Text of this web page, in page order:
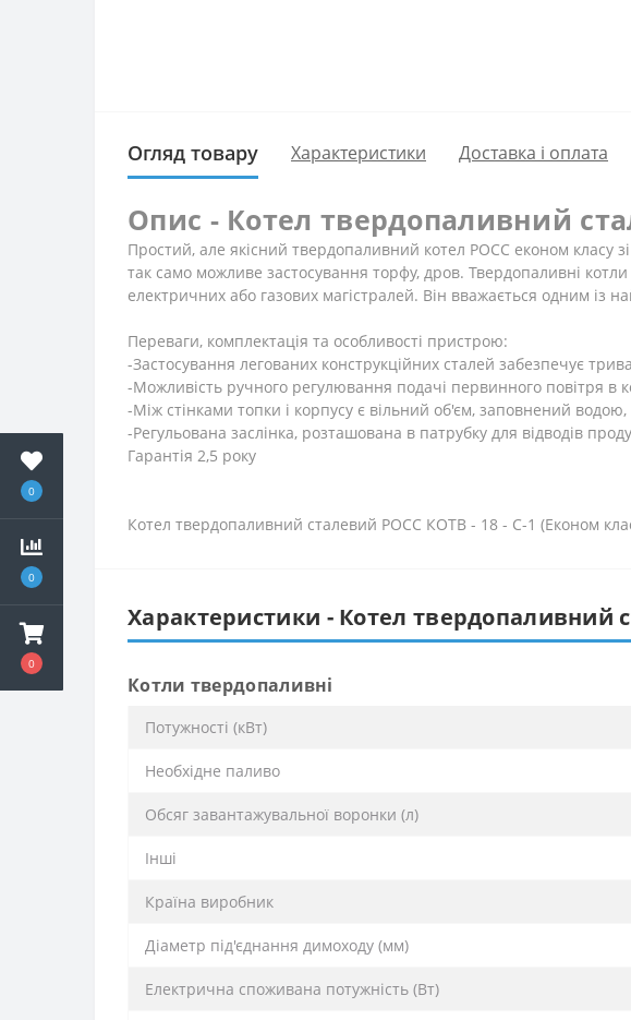
0
0
0
Огляд товару Характеристики Доставка і оплата
Опис - Котел твердопаливний
Простий, але якісний твердопаливний котел РОСС економ класу
так само можливе застосування торфу, дров. Твердопаливні
електричних або газових магістралей. Він вважається одним із
Переваги, комплектація та особливості пристрою:
-Застосування легованих конструкційних сталей забезпечує
-Можливість ручного регулювання подачі первинного повітря в
-Між стінками топки і корпусу є вільний об'єм, заповнений
-Регульована заслінка, розташована в патрубку для відводів
Гарантія 2,5 року
Котел твердопаливний сталевий РОСС КОТВ - 18 - С-1 (Економ
Характеристики - Котел твердопаливний
Котли твердопаливні
Потужності (кВт)
Необхідне паливо
Обсяг завантажувальної воронки (л)
Інші
Країна виробник
Діаметр під'єднання димоходу (мм)
Електрична споживана потужність (Вт)